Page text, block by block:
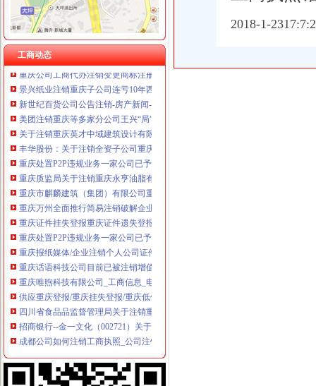
工商动态
重庆国际实业投资股份有限公司关于注销控股子公司公告-股指期货频
购房近20年未办证房产公司注销了咋办？_房产重庆站_腾讯网
纳税申报、公司变更、公司注销南坪工商注册-重庆酷易搜
重庆有线电视网络有限公司（注销：于2003年4月2日）_【信用信息_
重庆公司工商代办注销变更商标注册提供地址淘宝营业执照代办惠-
景兴纸业注销重庆子公司连亏10年西南扩张梦破碎_中国回收商网
新世纪百货公司公告注销-房产新闻-重庆搜狐焦点网
美团注销重庆等多家分公司王兴“局”咋玩？-中国网
关于注销重庆英才中域建筑设计有限公司有关资质的通告-重庆市勘察
丰华股份：关于注销全资子公司重庆普华贸易有限公司的公告_丰华股
重庆处置P2P违规业务一家公司已予注销_证券之星
重庆质监局关于注销重庆永亨油脂有限公司等18家企业26张食品生产许
重庆市麒麟建筑（集团）有限公司重庆分公司联系方式_信用报告_工商
重庆万州全面推行简易注销破解企业＂退出难＂_社会新闻_大众网
重庆证件挂失登报重庆证件遗失登报重庆证件丢失登报公司注销公
重庆处置P2P违规业务一家公司已予注销-银行频道-金融界
重庆报纸媒体/企业注销个人公司证件遗失登报挂失服务-淘宝网
重庆话语科技公司目前已被注销增值电信业务经营许可证书_第1页-七
重庆唯煦科技有限公司_工商信息_电话_地址_信用信息_财务信息_悉知
供应重庆登报/重庆挂失登报/重庆低价办理登报/重庆注销公告_上海涨
四川省食品品监督管理局关于注销重庆安岳有限责任公司驯龙批
招商银行--金一文化（002721）关于注销二级子公司重庆金一金品文
成都公司如何注销工商执照_公司注销流程-重庆帅博
四川省人民-
开分公司_代理记账税务登记发票申请_公司注销_工商局网上核名-重
0129_重庆营业执照收售、重庆执照转让、重庆营业执照注销,重庆公
2018-1-